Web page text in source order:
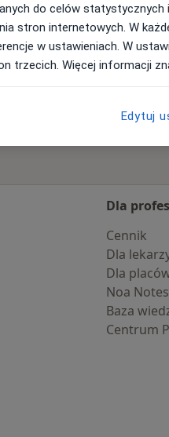
Dla
Cennik
Dla
Dla
Noa Notes
Baza
Centrum
do celów
stron internetowych. W
w ustawieniach. W
trzecich. Więcej informacji
Edytuj